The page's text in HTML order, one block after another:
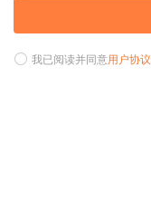
我已阅读并同意用户协议